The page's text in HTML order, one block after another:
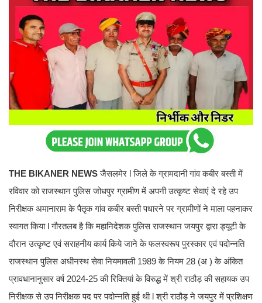
THE BIKANER NEWSजैसलमेर l जिले के ग्रामदानी गांव कबीर बस्ती में
रविवार को राजस्थान पुलिस जोधपुर ग्रामीण में अपनी उत्कृष्ट सेवाएं दे रहे उप
निरीक्षक अमानाराम के पैतृक गांव कबीर बस्ती पधारने पर ग्रामीणों ने माला पहनाकर
स्वागत किया l गौरतलब है कि महानिदेशक पुलिस राजस्थान जयपुर द्वारा ड्यूटी के
दौरान उत्कृष्ट एवं सराहनीय कार्य किये जाने के फलस्वरूप पुरस्कार एवं पदोन्नति
राजस्थान पुलिस अधीनस्थ सेवा नियमावली 1989 के नियम 28 (अ ) के अंकित
प्रावधानानुसार वर्ष 2024-25 की रिक्तियां के विरुद्ध में श्री राठौड़ की सहायक उप
निरीक्षक से उप निरीक्षक पद पर पदोन्नति हुई थी l श्री राठौड़ ने जयपुर में प्रशिक्षण